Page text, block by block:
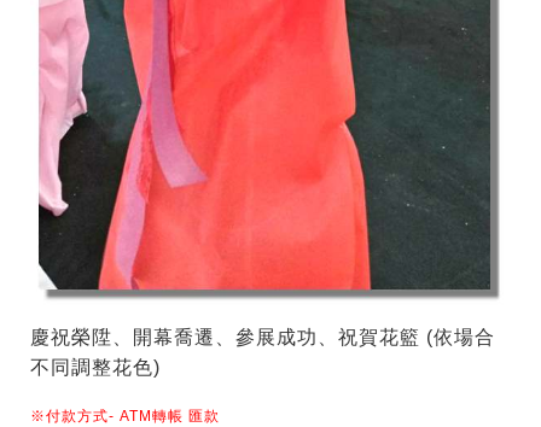
慶祝榮陞、開幕喬遷、參展成功、祝賀花籃 (依場合
不同調整花色)
※付款方式-ATM轉帳 匯款